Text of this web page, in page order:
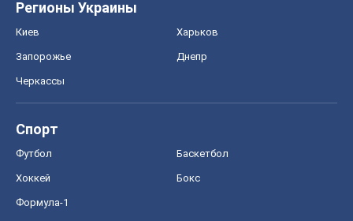
Регионы Украины
Киев Харьков
Запорожье Днепр
Черкассы
Спорт
Футбол Баскетбол
Хоккей Бокс
Формула-1